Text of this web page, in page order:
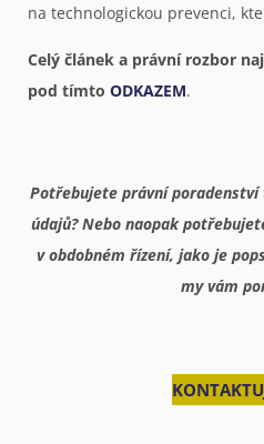
na technologickou prevenci,
Celý článek a právní rozbor
pod tímto ODKAZEM.
Potřebujete právní
údajů? Nebo naopak
v obdobném řízení, jako je
my vám